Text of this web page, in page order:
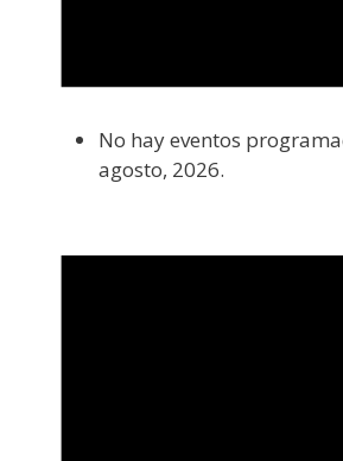
No hay eventos
agosto, 2026.